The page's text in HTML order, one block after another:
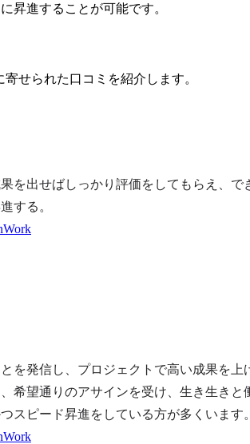
昇進することが可能です。
寄せられた口コミを紹介します。
を出せばしっかり評価をしてもらえ、で
する。
を発信し、プロジェクトで高い成果を上
希望通りのアサインを受け、生き生きと
スピード昇進をしている方が多くいます